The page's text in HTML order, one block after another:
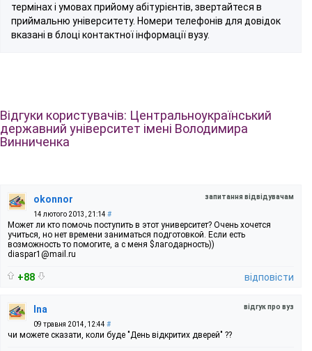
термінах і умовах прийому абітурієнтів, звертайтеся в
приймальню університету. Номери телефонів для довідок
вказані в блоці контактної інформації вузу.
Відгуки користувачів: Центральноукраїнський
державний університет імені Володимира
Винниченка
запитання відвідувачам
okonnor
14 лютого 2013, 21:14 #
Может ли кто помочь поступить в этот университет? Очень хочется
учиться, но нет времени заниматься подготовкой. Если есть
возможность то помогите, а с меня $лагодарность))
diaspar1@mail.ru
+88 відповісти
відгук про вуз
Ina
09 травня 2014, 12:44 #
чи можете сказати, коли буде "День відкритих дверей" ??